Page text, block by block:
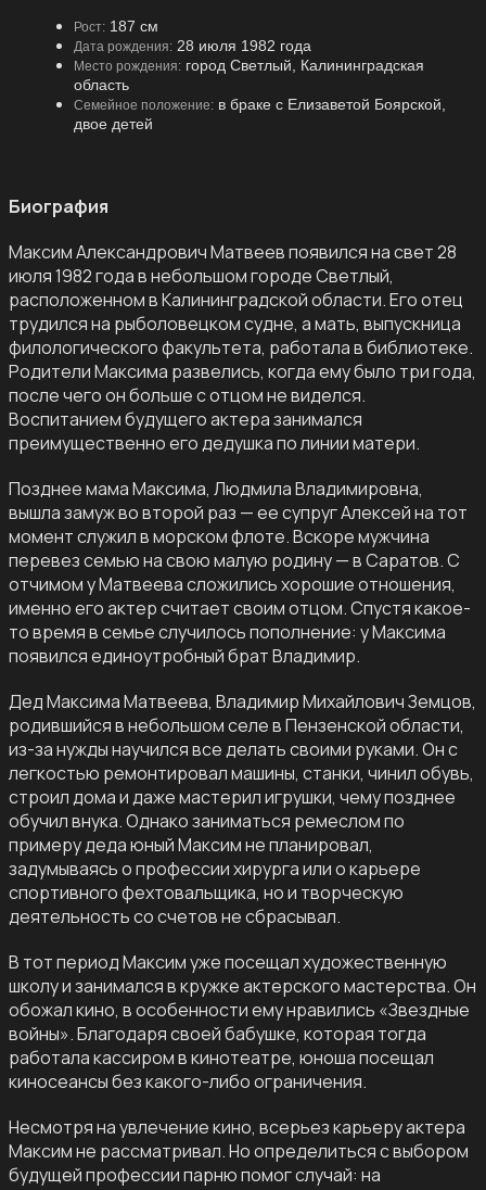
Рост: 187 см
Дата рождения: 28 июля 1982 года
Место рождения: город Светлый, Калининградская
область
Семейное положение: в браке с Елизаветой Боярской,
двое детей
Биография
Максим Александрович Матвеев появился на свет 28
июля 1982 года в небольшом городе Светлый,
расположенном в Калининградской области. Его отец
трудился на рыболовецком судне, а мать, выпускница
филологического факультета, работала в библиотеке.
Родители Максима развелись, когда ему было три года,
после чего он больше с отцом не виделся.
Воспитанием будущего актера занимался
преимущественно его дедушка по линии матери.
Позднее мама Максима, Людмила Владимировна,
вышла замуж во второй раз — ее супруг Алексей на тот
момент служил в морском флоте. Вскоре мужчина
перевез семью на свою малую родину — в Саратов. С
отчимом у Матвеева сложились хорошие отношения,
именно его актер считает своим отцом. Спустя какое-
то время в семье случилось пополнение: у Максима
появился единоутробный брат Владимир.
Дед Максима Матвеева, Владимир Михайлович Земцов,
родившийся в небольшом селе в Пензенской области,
из-за нужды научился все делать своими руками. Он с
легкостью ремонтировал машины, станки, чинил обувь,
строил дома и даже мастерил игрушки, чему позднее
обучил внука. Однако заниматься ремеслом по
примеру деда юный Максим не планировал,
задумываясь о профессии хирурга или о карьере
спортивного фехтовальщика, но и творческую
деятельность со счетов не сбрасывал.
В тот период Максим уже посещал художественную
школу и занимался в кружке актерского мастерства. Он
обожал кино, в особенности ему нравились «Звездные
войны». Благодаря своей бабушке, которая тогда
работала кассиром в кинотеатре, юноша посещал
киносеансы без какого-либо ограничения.
Несмотря на увлечение кино, всерьез карьеру актера
Максим не рассматривал. Но определиться с выбором
будущей профессии парню помог случай: на